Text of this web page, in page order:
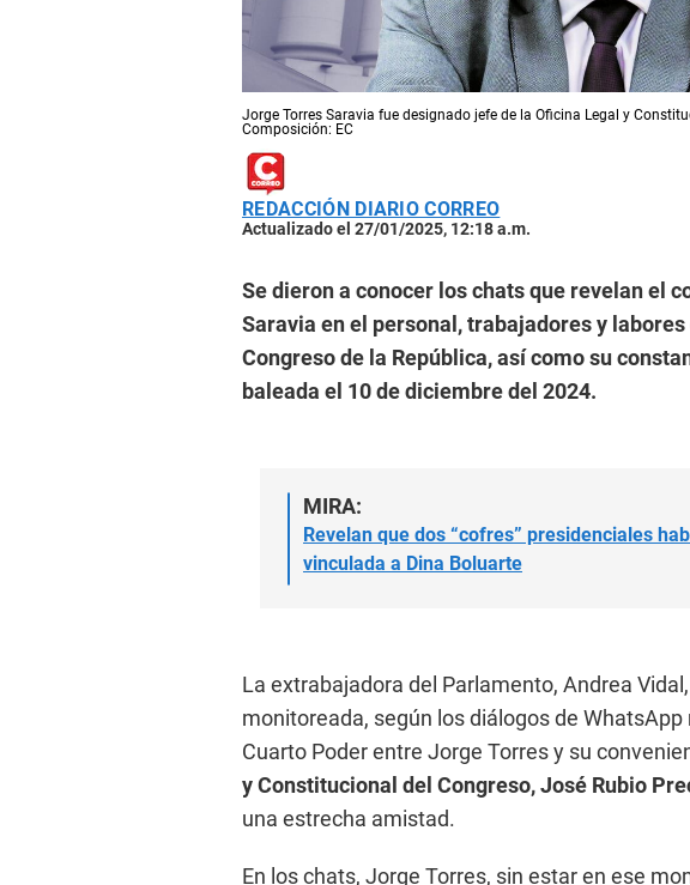
Jorge Torres Saravia fue designado jefe de la Oficina Legal y
Composición: EC
REDACCIÓN DIARIO CORREO
Actualizado el 27/01/2025, 12:18 a.m.
Se dieron a conocer los chats que revelan el
Saravia en el personal, trabajadores y labores
Congreso de la República, así como su
baleada el 10 de diciembre del 2024.
MIRA:
Revelan que dos “cofres” presidenciales
vinculada a Dina Boluarte
La extrabajadora del Parlamento, Andrea
monitoreada, según los diálogos de
Cuarto Poder entre Jorge Torres y su
y Constitucional del Congreso, José Rubio
una estrecha amistad.
En los chats, Jorge Torres, sin estar en ese